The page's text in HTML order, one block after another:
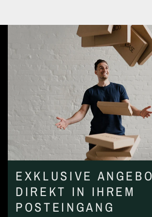
EXKLUSIVE
DIREKT IN IHREM
POSTEINGANG